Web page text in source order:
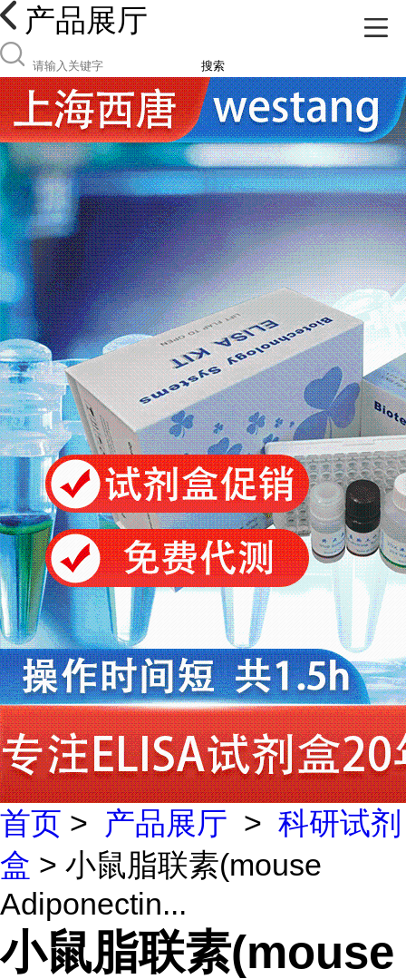
产品展厅
搜索
首页 > 产品展厅 > 科研试剂
盒 > 小鼠脂联素(mouse
Adiponectin...
小鼠脂联素(mouse